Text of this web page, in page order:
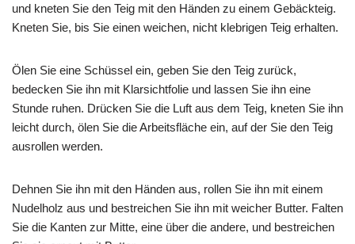
und kneten Sie den Teig mit den Händen zu einem Gebäckteig.
Kneten Sie, bis Sie einen weichen, nicht klebrigen Teig erhalten.
Ölen Sie eine Schüssel ein, geben Sie den Teig zurück,
bedecken Sie ihn mit Klarsichtfolie und lassen Sie ihn eine
Stunde ruhen. Drücken Sie die Luft aus dem Teig, kneten Sie ihn
leicht durch, ölen Sie die Arbeitsfläche ein, auf der Sie den Teig
ausrollen werden.
Dehnen Sie ihn mit den Händen aus, rollen Sie ihn mit einem
Nudelholz aus und bestreichen Sie ihn mit weicher Butter. Falten
Sie die Kanten zur Mitte, eine über die andere, und bestreichen